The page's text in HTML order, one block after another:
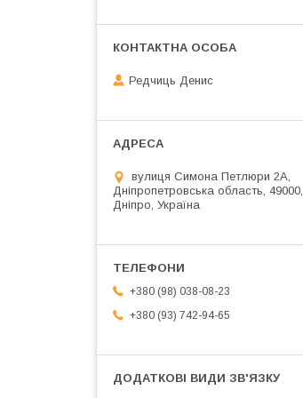
Редчиць Денис
вулиця Симона Петлюри 2А,
Дніпропетровська область, 49000,
Дніпро, Україна
+380 (98) 038-08-23
+380 (93) 742-94-65